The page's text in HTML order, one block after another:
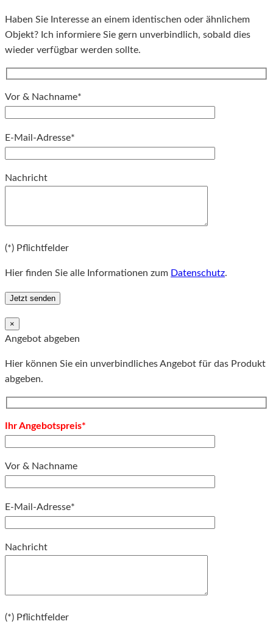
Haben Sie Interesse an einem identischen oder ähnlichem
Objekt? Ich informiere Sie gern unverbindlich, sobald dies
wieder verfügbar werden sollte.
Vor & Nachname*
E-Mail-Adresse*
Nachricht
(*) Pflichtfelder
Hier finden Sie alle Informationen zum Datenschutz.
×
Angebot abgeben
Hier können Sie ein unverbindliches Angebot für das Produkt
abgeben.
Ihr Angebotspreis*
Vor & Nachname
E-Mail-Adresse*
Nachricht
(*) Pflichtfelder